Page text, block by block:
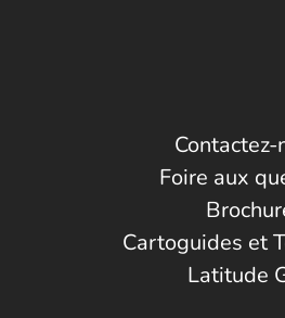
Contactez-
Foire aux
Cartoguides et
Latitude